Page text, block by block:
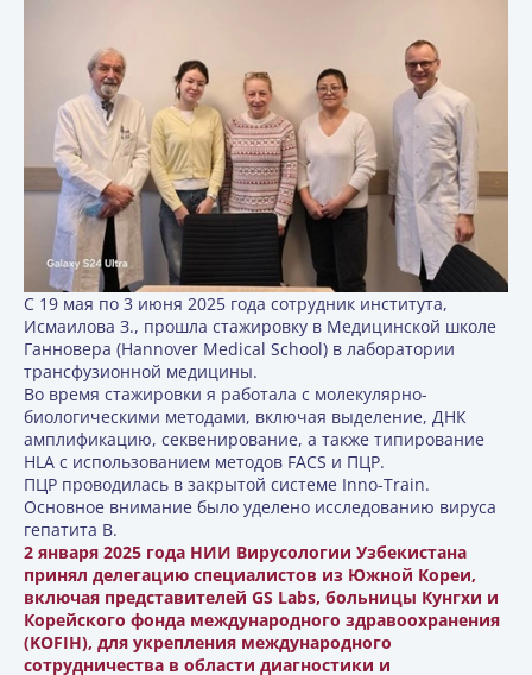
С 19 мая по 3 июня 2025 года сотрудник института,
Исмаилова З., прошла стажировку в Медицинской школе
Ганновера (Hannover Medical School) в лаборатории
трансфузионной медицины.
Во время стажировки я работала с молекулярно-
биологическими методами, включая выделение, ДНК
амплификацию, секвенирование, а также типирование
HLA с использованием методов FACS и ПЦР.
ПЦР проводилась в закрытой системе Inno-Train.
Основное внимание было уделено исследованию вируса
гепатита B.
2 января 2025 года НИИ Вирусологии Узбекистана
принял делегацию специалистов из Южной Кореи,
включая представителей GS Labs, больницы Кунгхи и
Корейского фонда международного здравоохранения
(KOFIH), для укрепления международного
сотрудничества в области диагностики и